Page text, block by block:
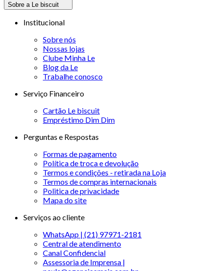
Sobre a Le biscuit
Institucional
Sobre nós
Nossas lojas
Clube Minha Le
Blog da Le
Trabalhe conosco
Serviço Financeiro
Cartão Le biscuit
Empréstimo Dim Dim
Perguntas e Respostas
Formas de pagamento
Política de troca e devolução
Termos e condições - retirada na Loja
Termos de compras internacionais
Politica de privacidade
Mapa do site
Serviços ao cliente
WhatsApp | (21) 97971-2181
Central de atendimento
Canal Confidencial
Assessoria de Imprensa |